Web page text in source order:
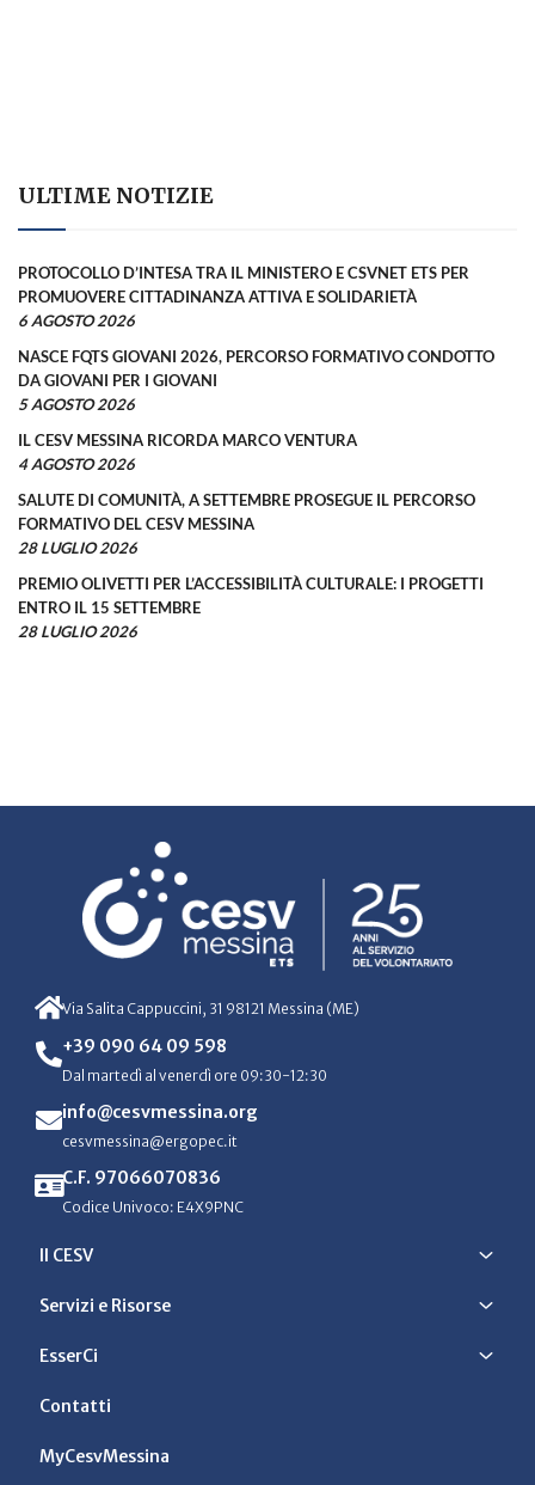
ULTIME NOTIZIE
PROTOCOLLO D’INTESA TRA IL MINISTERO E CSVNET ETS PER
PROMUOVERE CITTADINANZA ATTIVA E SOLIDARIETÀ
6 AGOSTO 2026
NASCE FQTS GIOVANI 2026, PERCORSO FORMATIVO CONDOTTO
DA GIOVANI PER I GIOVANI
5 AGOSTO 2026
IL CESV MESSINA RICORDA MARCO VENTURA
4 AGOSTO 2026
SALUTE DI COMUNITÀ, A SETTEMBRE PROSEGUE IL PERCORSO
FORMATIVO DEL CESV MESSINA
28 LUGLIO 2026
PREMIO OLIVETTI PER L’ACCESSIBILITÀ CULTURALE: I PROGETTI
ENTRO IL 15 SETTEMBRE
28 LUGLIO 2026
Via Salita Cappuccini, 31 98121 Messina (ME)
+39 090 64 09 598
Dal martedì al venerdì ore 09:30-12:30
info@cesvmessina.org
cesvmessina@ergopec.it
C.F. 97066070836
Codice Univoco: E4X9PNC
Il CESV
Servizi e Risorse
EsserCi
Contatti
MyCesvMessina